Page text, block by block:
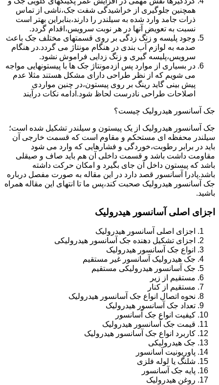
همچنین جلوگیری از خراشیدگی شفت جک،ناشی از تماس
ذرات جامد وارد شده به سیلندر را دارند،بنابراین بهتر است
نسبت به تعویض آنها در هر نوبت سرویس،اقدام گردد.
وجود پلیسه و زنگ زدگی بر روی قسمتهای مختلف جک باعث
صدمه به لوازم آب بندی در هنگام مونتاژ می گردد.در هنگام
سرویس،پلیسه گیری و زنگ زدایی فراموش نشود.
در بسیاری از موارد پس ازدمونتاژ جک ها با پیستونهایی مواجه
می شویم که از نظر طراحی دارای مشکل هستند مثلا عدم
پیش بینی گاید رینگ بر روی پیستون،در چنین مواردی
اصلاحات طراحی نادرست لحاظ شود.ادامه نکات درآیند
جک آسانسور هیدرولیک چیست؟
جک آسانسور هیدرولیک از یک پیستون و سیلندر تشکیل شده است؛
سیلندر محفظه ای مستحکم و مقاوم است که قسمت خارجی آن
باید در برابر رطوبت،خوردگی و فشارهایی که وارد می شود
مقاومت داشت باشد و قسمت داخلی آن هم باید صاف و صیقلی
باشد که پیستون داخل آن جای بگیرد و امکان حرکت داشته
باشد.پادرا آسانسور قصد دارد در این مقاله به صورت مفصل درباره
جک آسانسور هیدرولیک صحبت کند،پس ما تا انتهای این مقاله همراه
باشید.
اجزای اصلی آسانسور هیدرولیک
اجزای اصلی آسانسور هیدرولیک
اجزای تشکیل دهنده جک آسانسور هیدرولیکی
انواع جک آسانسور هیدرولیک
جک هیدرولیک آسانسور غیر مستقیم
جک آسانسور هیدرولیکی مستقیم
مستقیم از زیر
مستقیم از کنار
نحوه اتصال انواع جک آسانسور هیدرولیک
تعداد جک آسانسور هیدرولیک
کیفیت انواع جک آسانسور
قیمت جک آسانسور هیدرولیک
کاربرد انواع جک آسانسور هیدرولیک
جک هیدرولیکی
پاوریونیت آسانسور
شلنگ یا لوله فلزی
پایه جک آسانسور
روغن هیدرولیک